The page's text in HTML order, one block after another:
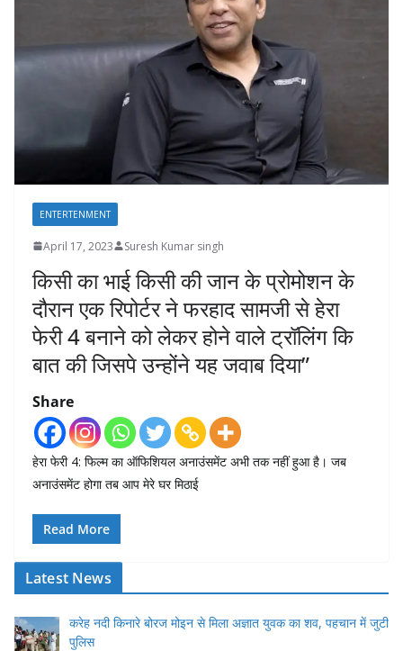
ENTERTENMENT
April 17, 2023 Suresh Kumar singh
किसी का भाई किसी की जान के प्रोमोशन के
दौरान एक रिपोर्टर ने फरहाद सामजी से हेरा
फेरी 4 बनाने को लेकर होने वाले ट्रॉलिंग कि
बात की जिसपे उन्होंने यह जवाब दिया”
Share
हेरा फेरी 4: फिल्म का ऑफिशियल अनाउंसमेंट अभी तक नहीं हुआ है। जब
अनाउंसमेंट होगा तब आप मेरे घर मिठाई
Read More
Latest News
करेह नदी किनारे बोरज मोइन से मिला अज्ञात युवक का शव, पहचान में जुटी
पुलिस